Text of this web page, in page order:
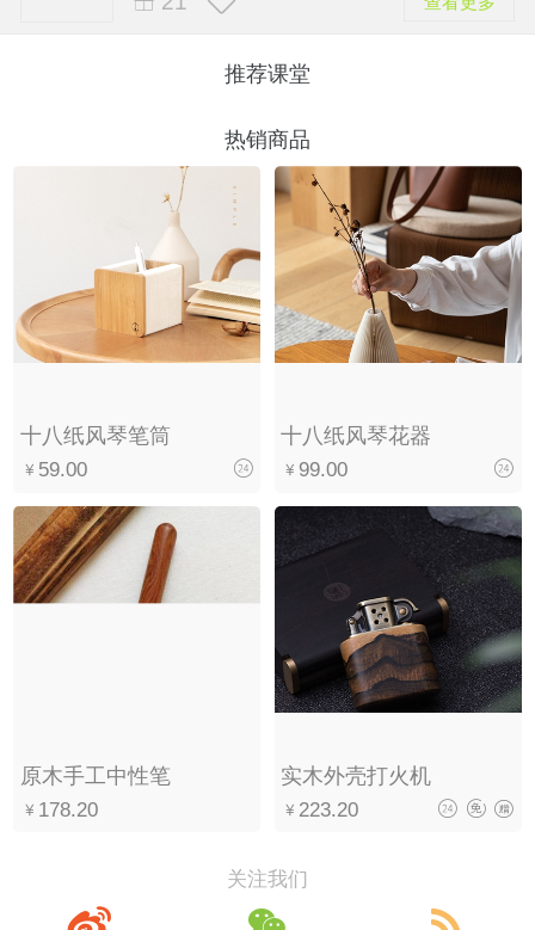
推荐课堂
热销商品
十八纸风琴笔筒
59.00
十八纸风琴花器
99.00
原木手工中性笔
178.20
实木外壳打火机
223.20
关注我们